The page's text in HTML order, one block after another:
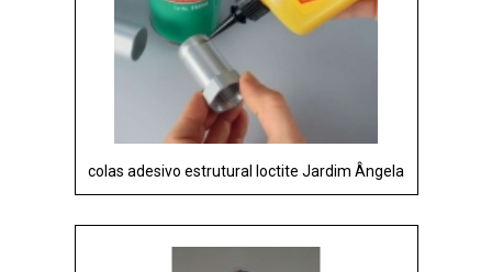
colas adesivo estrutural loctite Jardim Ângela